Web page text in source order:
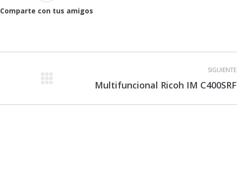
Comparte con tus amigos
SIGUIENTE
ProyectoMultifuncional Ricoh IM C400SRF